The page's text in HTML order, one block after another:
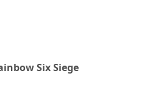
Six Siege